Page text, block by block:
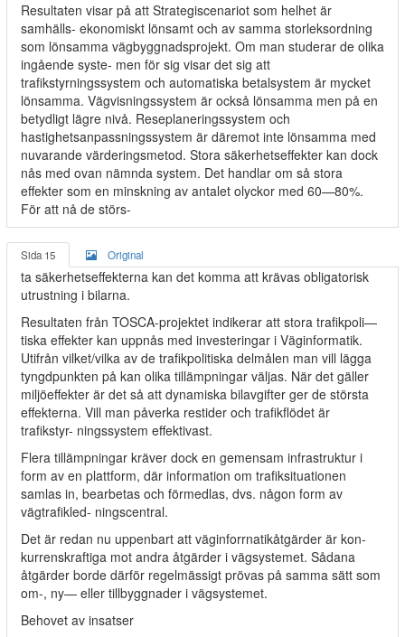
Resultaten visar på att Strategiscenariot som helhet är
samhälls- ekonomiskt lönsamt och av samma storleksordning
som lönsamma vägbyggnadsprojekt. Om man studerar de olika
ingående syste- men för sig visar det sig att
trafikstyrningssystem och automatiska betalsystem är mycket
lönsamma. Vägvisningssystem är också lönsamma men på en
betydligt lägre nivå. Reseplaneringssystem och
hastighetsanpassningssystem är däremot inte lönsamma med
nuvarande värderingsmetod. Stora säkerhetseffekter kan dock
nås med ovan nämnda system. Det handlar om så stora
effekter som en minskning av antalet olyckor med 60—80%.
För att nå de störs-
Sida 15 Original
ta säkerhetseffekterna kan det komma att krävas obligatorisk
utrustning i bilarna.
Resultaten från TOSCA-projektet indikerar att stora trafikpoli—
tiska effekter kan uppnås med investeringar i Väginformatik.
Utifrån vilket/vilka av de trafikpolitiska delmålen man vill lägga
tyngdpunkten på kan olika tillämpningar väljas. När det gäller
miljöeffekter är det så att dynamiska bilavgifter ger de största
effekterna. Vill man påverka restider och trafikflödet är
trafikstyr- ningssystem effektivast.
Flera tillämpningar kräver dock en gemensam infrastruktur i
form av en plattform, där information om trafiksituationen
samlas in, bearbetas och förmedlas, dvs. någon form av
vägtrafikled- ningscentral.
Det är redan nu uppenbart att väginforrnatikåtgärder är kon-
kurrenskraftiga mot andra åtgärder i vägsystemet. Sådana
åtgärder borde därför regelmässigt prövas på samma sätt som
om-, ny— eller tillbyggnader i vägsystemet.
Behovet av insatser